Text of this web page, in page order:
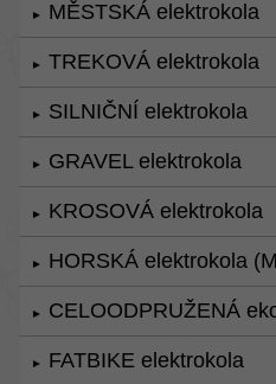
► MĚSTSKÁ elektrokola
► TREKOVÁ elektrokola
► SILNIČNÍ elektrokola
► GRAVEL elektrokola
► KROSOVÁ elektrokola
► HORSKÁ elektrokola
► CELOODPRUŽENÁ
► FATBIKE elektrokola